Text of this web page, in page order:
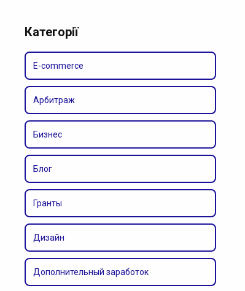
Категорії
E-commerce
Арбитраж
Бизнес
Блог
Гранты
Дизайн
Дополнительный заработок